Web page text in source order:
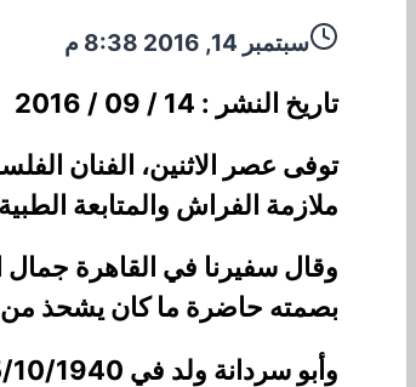
سبتمبر 14, 2016 8:38 م
تاريخ النشر : 14 / 09 / 2016
توفى عصر الاثنين، الفنان
ملازمة الفراش والمتابعة
وقال سفيرنا في القاهرة جمال
بصمته حاضرة ما كان يشحذ من